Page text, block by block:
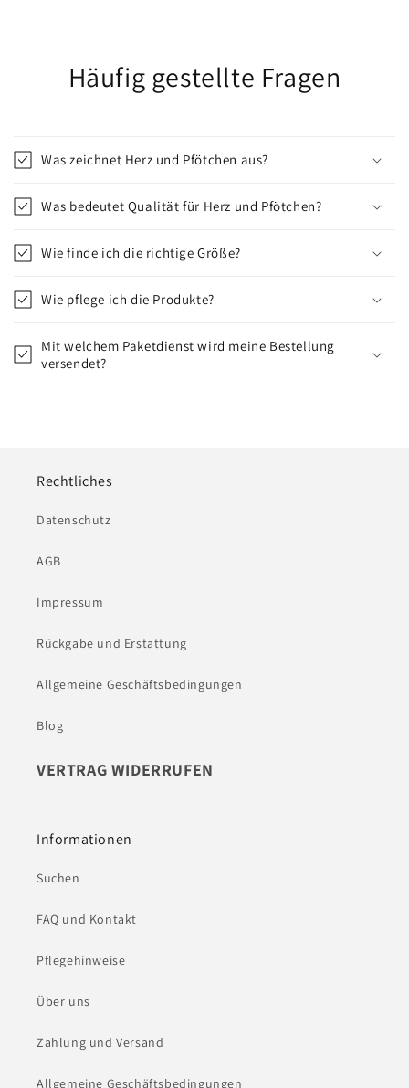
Häufig gestellte Fragen
Was zeichnet Herz und Pfötchen aus?
Was bedeutet Qualität für Herz und Pfötchen?
Wie finde ich die richtige Größe?
Wie pflege ich die Produkte?
Mit welchem Paketdienst wird meine Bestellung
versendet?
Rechtliches
Datenschutz
AGB
Impressum
Rückgabe und Erstattung
Allgemeine Geschäftsbedingungen
Blog
VERTRAG WIDERRUFEN
Informationen
Suchen
FAQ und Kontakt
Pflegehinweise
Über uns
Zahlung und Versand
Allgemeine Geschäftsbedingungen